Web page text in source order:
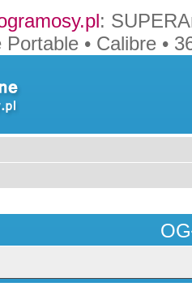
:
Portable • Calibre •